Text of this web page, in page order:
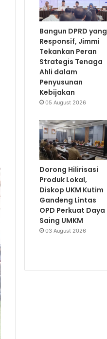
Bangun DPRD yang
Responsif, Jimmi
Tekankan Peran
Strategis Tenaga
Ahli dalam
Penyusunan
Kebijakan
05 August 2026
Dorong Hilirisasi
Produk Lokal,
Diskop UKM Kutim
Gandeng Lintas
OPD Perkuat Daya
Saing UMKM
03 August 2026